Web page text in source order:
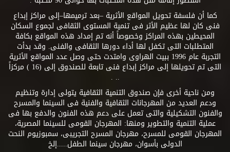
كما أن فلسفة تحويل المواقع الأثرية –بعد ترميمها–إلى مراكز إبداع
فنى كان لها عظيم الأثر فى تنمية المستوى الثقافى لجموع السكان
المحيطين بهذه المراكز وخصوصاً أنه تم إمداد هذه المواقع بكافة
المتطلبات التى تكفل لها أداء دورها الثقافى والفنى. وقد بدأت
التجربة عام 1996 ببيت الهراوى وامتدت حتى وصل عدد المواقع الأثرية
التى تم تحويلها إلى مراكز إبداع فنى تابعة للصندوق إلى (16 ) مركزاً
.. .
ومن ناحية أخرى فإن صندوق التنمية الثقافية يتولى إدارة وتنظيم
ودعم العديد من المهرجانات الثقافية والفنية فى السينما والمسرح
والفنون التشكيلية والتى تعمل على دعم هذه الفنون والدفع بها فى
عملية التنمية والتطوير ومنها: المهرجان القومى للسينما المصرية،
المهرجان القومى للمسرح، مهرجان المسرح التجريبى، سمبوزيوم النحت
الدولى بأسوان، مهرجان سينما الطفل.....إلخ